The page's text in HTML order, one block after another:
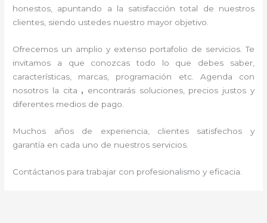
honestos, apuntando a la satisfacción total de nuestros
clientes, siendo ustedes nuestro mayor objetivo.
Ofrecemos un amplio y extenso portafolio de servicios. Te
invitamos a que conozcas todo lo que debes saber,
características, marcas, programación etc. Agenda con
nosotros la cita , encontrarás soluciones, precios justos y
diferentes medios de pago.
Muchos años de experiencia, clientes satisfechos y
garantía en cada uno de nuestros servicios.
Contáctanos para trabajar con profesionalismo y eficacia.